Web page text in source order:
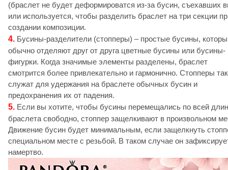
(браслет не будет деформироватся из-за бусин, съехавших
или используется, чтобы разделить браслет на три секции
создании композиции.
4. Бусины-разделители (стопперы) – простые бусины,
обычно отделяют друг от друга цветные бусины или бусины-
фигурки. Когда значимые элементы разделены, браслет
смотрится более привлекательно и гармонично. Стопперы
служат для удержания на браслете обычных бусин и
предохранения их от падения.
5. Если вы хотите, чтобы бусины перемещались по всей
браслета свободно, стоппер защелкивают в произвольном
Движение бусин будет минимальным, если защелкнуть
специальном месте с резьбой. В таком случае он
намертво.